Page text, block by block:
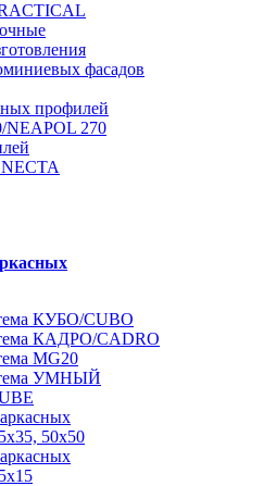
фасадов
профилей
270
КУБО/CUBO
КАДРО/CADRO
MG20
УМНЫЙ
50x50